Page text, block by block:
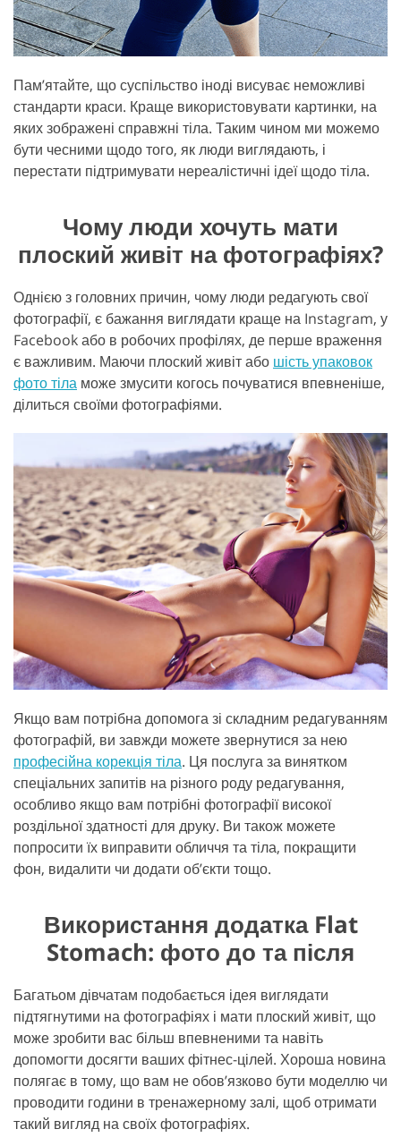
Пам’ятайте, що суспільство іноді висуває неможливі
стандарти краси. Краще використовувати картинки, на
яких зображені справжні тіла. Таким чином ми можемо
бути чесними щодо того, як люди виглядають, і
перестати підтримувати нереалістичні ідеї щодо тіла.
Чому люди хочуть мати
плоский живіт на фотографіях?
Однією з головних причин, чому люди редагують свої
фотографії, є бажання виглядати краще на Instagram, у
Facebook або в робочих профілях, де перше враження
є важливим. Маючи плоский живіт або шість упаковок
фото тіла може змусити когось почуватися впевненіше,
ділиться своїми фотографіями.
Якщо вам потрібна допомога зі складним редагуванням
фотографій, ви завжди можете звернутися за нею
професійна корекція тіла. Ця послуга за винятком
спеціальних запитів на різного роду редагування,
особливо якщо вам потрібні фотографії високої
роздільної здатності для друку. Ви також можете
попросити їх виправити обличчя та тіла, покращити
фон, видалити чи додати об’єкти тощо.
Використання додатка Flat
Stomach: фото до та після
Багатьом дівчатам подобається ідея виглядати
підтягнутими на фотографіях і мати плоский живіт, що
може зробити вас більш впевненими та навіть
допомогти досягти ваших фітнес-цілей. Хороша новина
полягає в тому, що вам не обов’язково бути моделлю чи
проводити години в тренажерному залі, щоб отримати
такий вигляд на своїх фотографіях.